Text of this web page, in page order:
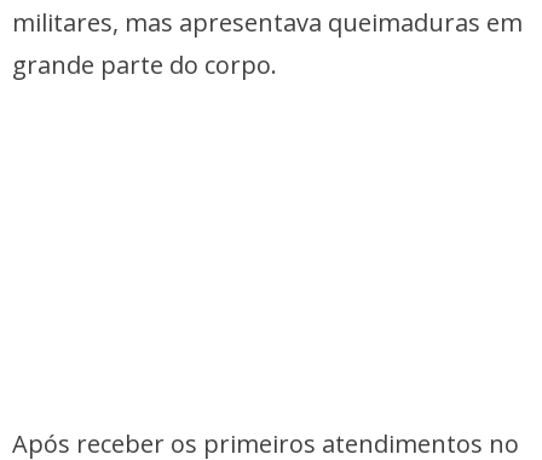
militares, mas apresentava queimaduras em
grande parte do corpo.
Após receber os primeiros atendimentos no